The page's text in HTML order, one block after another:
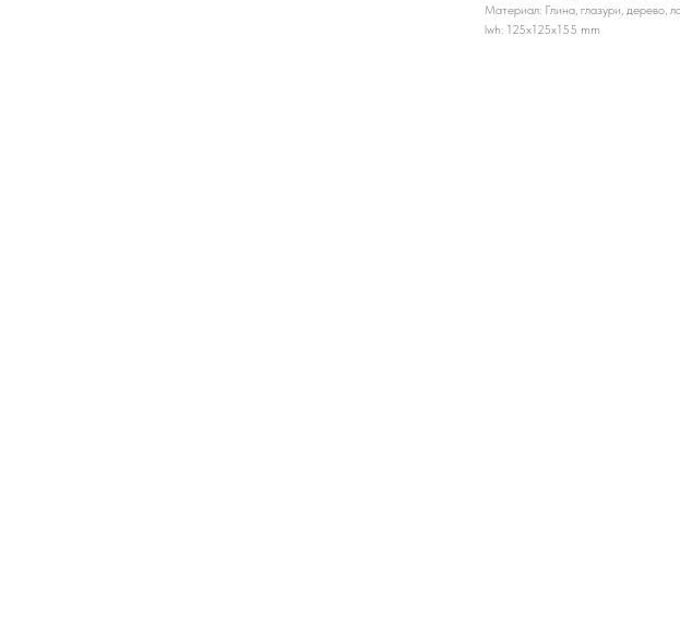
Материал: Глина, глазури, дерево,
lwh: 125x125x155 mm